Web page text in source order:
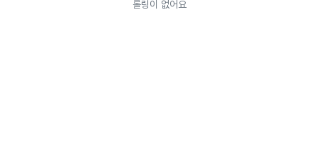
롤링이 없어요